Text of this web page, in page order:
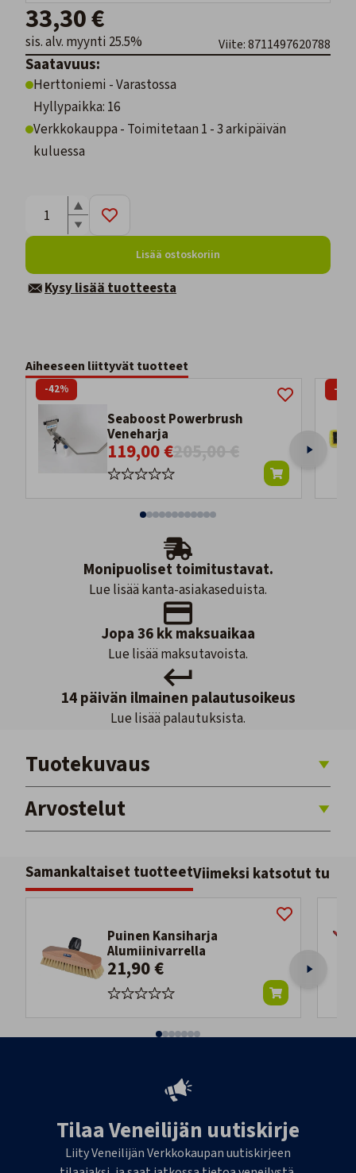
33,30 €
sis. alv. myynti 25.5% Viite: 8711497620788
Saatavuus:
Herttoniemi - Varastossa
Hyllypaikka: 16
Verkkokauppa - Toimitetaan 1 - 3 arkipäivän
kuluessa
Lisää ostoskoriin
Kysy lisää tuotteesta
Aiheeseen liittyvät tuotteet
Seaboost Powerbrush
Veneharja
119,00 €205,00 €
-42% -
Monipuoliset toimitustavat.
Lue lisää kanta-asiakaseduista.
Jopa 36 kk maksuaikaa
Lue lisää maksutavoista.
14 päivän ilmainen palautusoikeus
Lue lisää palautuksista.
Tuotekuvaus
Arvostelut
Samankaltaiset tuotteetViimeksi katsotut
Puinen Kansiharja
Alumiinivarrella
21,90 €
Tilaa Veneilijän uutiskirje
Liity Veneilijän Verkkokaupan uutiskirjeen